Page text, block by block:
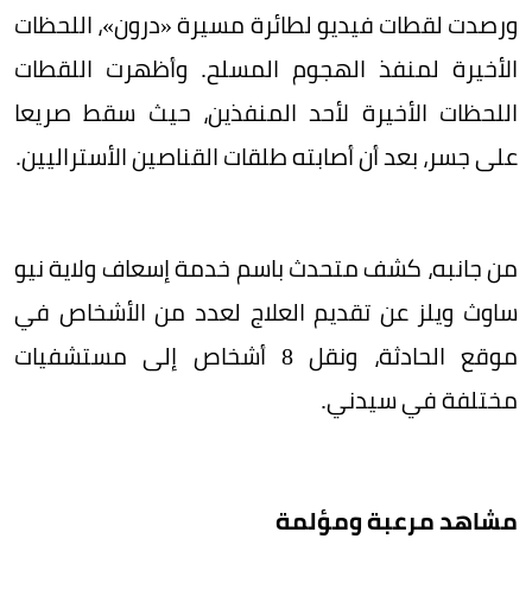
ورصدت لقطات فيديو لطائرة مسيرة «درون»، اللحظات
الأخيرة لمنفذ الهجوم المسلح. وأظهرت اللقطات
اللحظات الأخيرة لأحد المنفذين، حيث سقط صريعا
على جسر، بعد أن أصابته طلقات القناصين الأستراليين.
من جانبه، كشف متحدث باسم خدمة إسعاف ولاية نيو
ساوث ويلز عن تقديم العلاج لعدد من الأشخاص في
موقع الحادثة، ونقل 8 أشخاص إلى مستشفيات
مختلفة في سيدني.
مشاهد مرعبة ومؤلمة